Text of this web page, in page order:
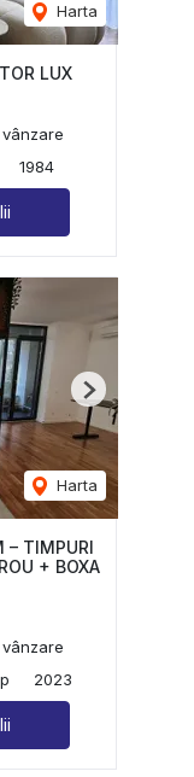
Harta
LUX
1984
Harta
Next
– TIMPURI
+ BOXA
2023